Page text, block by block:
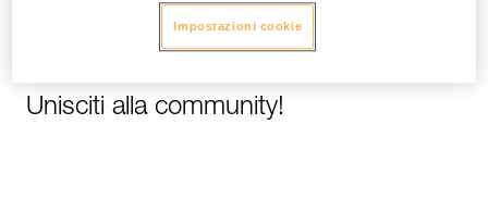
Unisciti alla community!
Impostazioni cookie